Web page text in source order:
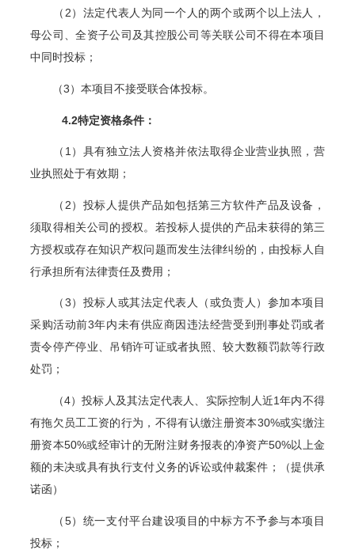
（2）法定代表人为同一个人的两个或两个以上法人，
母公司、全资子公司及其控股公司等关联公司不得在本项目
中同时投标；
（3）本项目不接受联合体投标。
4.2特定资格条件：
（1）具有独立法人资格并依法取得企业营业执照，营
业执照处于有效期；
（2）投标人提供产品如包括第三方软件产品及设备，
须取得相关公司的授权。若投标人提供的产品未获得的第三
方授权或存在知识产权问题而发生法律纠纷的，由投标人自
行承担所有法律责任及费用；
（3） 投标人或其法定代表人（或负责人）参加本项目
采购活动前3年内未有供应商因违法经营受到刑事处罚或者
责令停产停业、吊销许可证或者执照、较大数额罚款等行政
处罚 ；
（4）投标人及其法定代表人、实际控制人近1年内不得
有拖欠员工工资的行为，不得有认缴注册资本30%或实缴注
册资本50%或经审计的无附注财务报表的净资产50%以上金
额的未决或具有执行支付义务的诉讼或仲裁案件；（提供承
诺函）
（5）统一支付平台建设项目的中标方不予参与本项目
投标；